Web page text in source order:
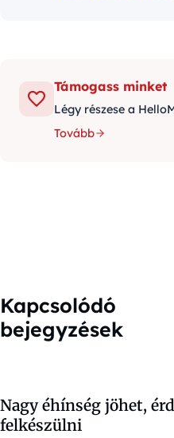
Támogass minket
Légy részese a
Tovább
Kapcsolódó
bejegyzések
Nagy éhínség jöhet,
felkészülni